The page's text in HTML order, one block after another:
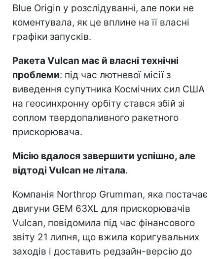
Blue Origin у розслідуванні, але поки не
коментувала, як це вплине на її власні
графіки запусків.
Ракета Vulcan має й власні технічні
проблеми: під час лютневої місії з
виведення супутника Космічних сил США
на геосинхронну орбіту стався збій зі
соплом твердопаливного ракетного
прискорювача.
Місію вдалося завершити успішно, але
відтоді Vulcan не літала.
Компанія Northrop Grumman, яка постачає
двигуни GEM 63XL для прискорювачів
Vulcan, повідомила під час фінансового
звіту 21 липня, що вжила коригувальних
заходів і доставить редзайн-версію до